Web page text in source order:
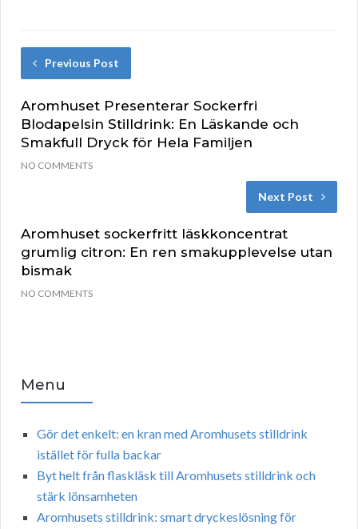
Previous Post
Aromhuset Presenterar Sockerfri
Blodapelsin Stilldrink: En Läskande och
Smakfull Dryck för Hela Familjen
NO COMMENTS
Next Post
Aromhuset sockerfritt läskkoncentrat
grumlig citron: En ren smakupplevelse utan
bismak
NO COMMENTS
Menu
Gör det enkelt: en kran med Aromhusets stilldrink
istället för fulla backar
Byt helt från flaskläsk till Aromhusets stilldrink och
stärk lönsamheten
Aromhusets stilldrink: smart dryckeslösning för